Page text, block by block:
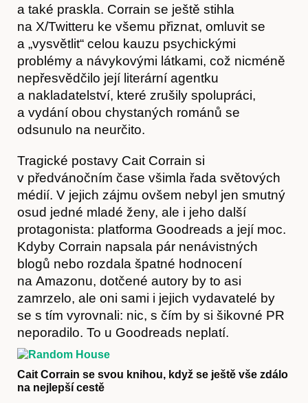
a také praskla. Corrain se ještě stihla
na X/Twitteru ke všemu přiznat, omluvit se
a „vysvětlit“ celou kauzu psychickými
problémy a návykovými látkami, což nicméně
nepřesvědčilo její literární agentku
a nakladatelství, které zrušily spolupráci,
a vydání obou chystaných románů se
odsunulo na neurčito.
Tragické postavy Cait Corrain si
v předvánočním čase všimla řada světových
médií. V jejich zájmu ovšem nebyl jen smutný
osud jedné mladé ženy, ale i jeho další
protagonista: platforma Goodreads a její moc.
Kdyby Corrain napsala pár nenávistných
blogů nebo rozdala špatné hodnocení
na Amazonu, dotčené autory by to asi
zamrzelo, ale oni sami i jejich vydavatelé by
se s tím vyrovnali: nic, s čím by si šikovné PR
neporadilo. To u Goodreads neplatí.
Cait Corrain se svou knihou, když se ještě vše zdálo
na nejlepší cestě